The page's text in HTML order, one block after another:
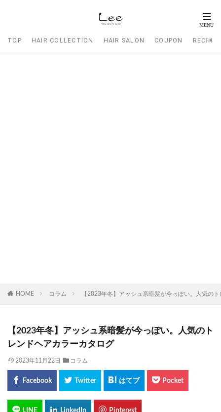
TOP HAIR COLLECTION HAIR SALON COUPON
HOME コラム 【2023年冬】アッシュ系暗髪が今っぽい。人気の
【2023年冬】アッシュ系暗髪が今っぽい。人気のト
レンドヘアカラーカタログ
2023年11月22日 コラム